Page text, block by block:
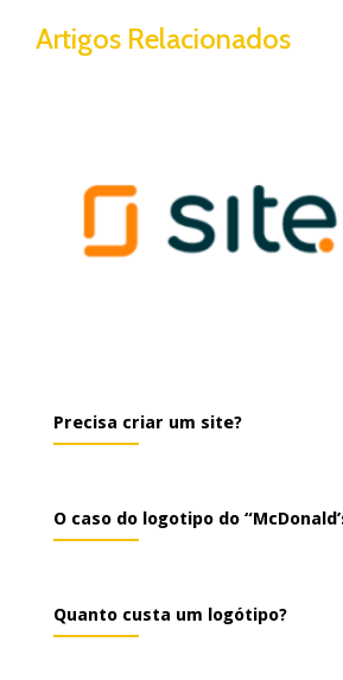
Artigos Relacionados
Precisa criar um site?
O caso do logotipo do
Quanto custa um logótipo?